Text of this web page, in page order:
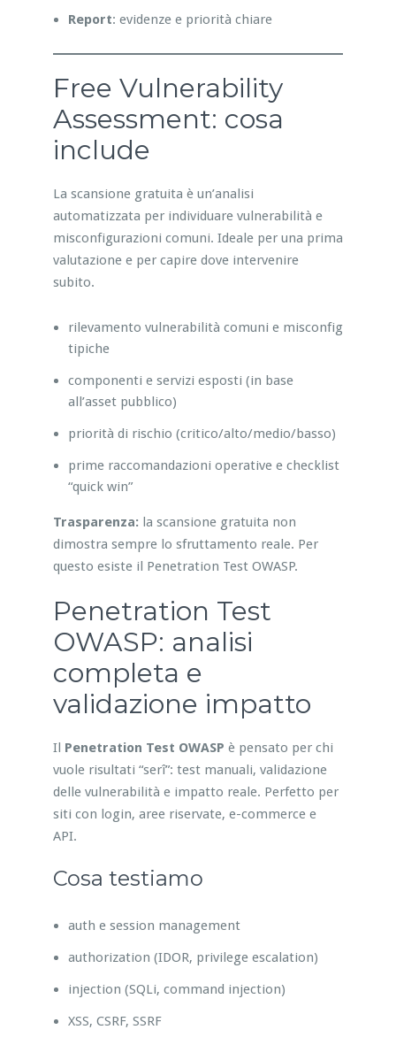
Report: evidenze e priorità chiare
Free Vulnerability
Assessment: cosa
include
La scansione gratuita è un’analisi
automatizzata per individuare vulnerabilità e
misconfigurazioni comuni. Ideale per una prima
valutazione e per capire dove intervenire
subito.
rilevamento vulnerabilità comuni e misconfig
tipiche
componenti e servizi esposti (in base
all’asset pubblico)
priorità di rischio (critico/alto/medio/basso)
prime raccomandazioni operative e checklist
“quick win”
Trasparenza: la scansione gratuita non
dimostra sempre lo sfruttamento reale. Per
questo esiste il Penetration Test OWASP.
Penetration Test
OWASP: analisi
completa e
validazione impatto
Il Penetration Test OWASP è pensato per chi
vuole risultati “serî”: test manuali, validazione
delle vulnerabilità e impatto reale. Perfetto per
siti con login, aree riservate, e-commerce e
API.
Cosa testiamo
auth e session management
authorization (IDOR, privilege escalation)
injection (SQLi, command injection)
XSS, CSRF, SSRF